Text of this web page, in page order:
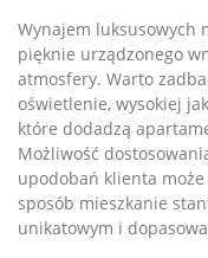
Wynajem luksusowych
pięknie urządzonego
atmosfery. Warto
oświetlenie, wysokiej
które dodadzą
Możliwość
upodobań klienta
sposób mieszkanie
unikatowym i